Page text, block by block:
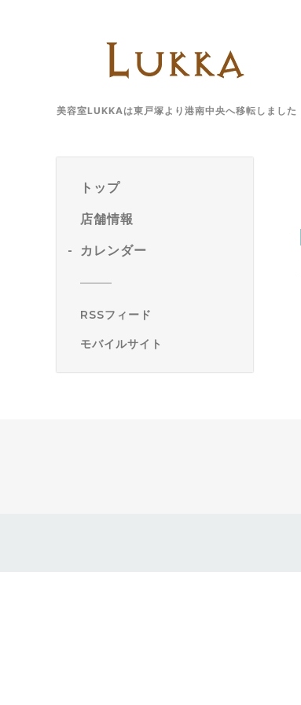
美容室LUKKAは東戸塚より港南中央へ移転しました
トップ
店舗情報
カレンダー
RSSフィード
モバイルサイト